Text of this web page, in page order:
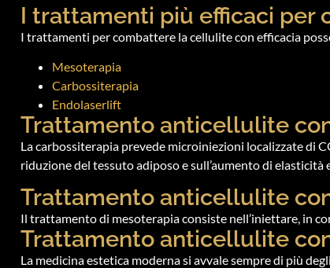
I trattamenti più efficaci
I trattamenti per combattere la cellulite con efficacia
Mesoterapia
Carbossiterapia
Endolaserlift
Trattamento anticellulite
La carbossiterapia prevede microiniezioni localizzate di
riduzione del tessuto adiposo e sull’aumento di elasticità
Trattamento anticellulite
Il trattamento di mesoterapia consiste nell’iniettare, in
Trattamento anticellulite
La medicina estetica moderna si avvale sempre di più